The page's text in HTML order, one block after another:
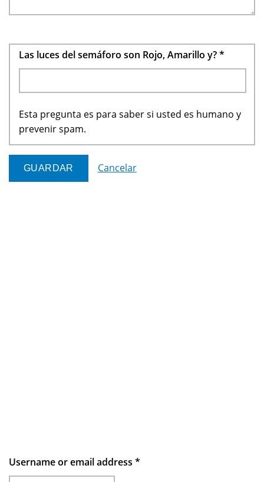
Las luces del semáforo son Rojo, Amarillo y?*
Esta pregunta es para saber si usted es humano y
prevenir spam.
Cancelar
Username or email address *